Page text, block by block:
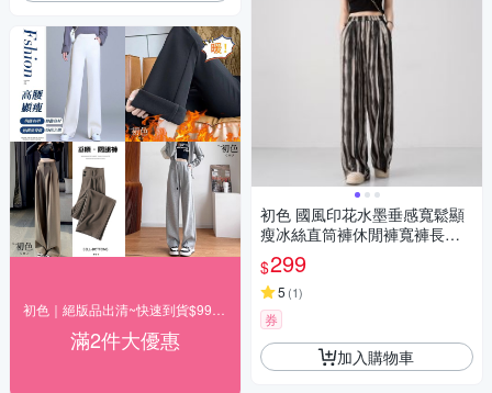
滿2件大優惠
初色 國風印花水墨垂感寬鬆顯
瘦冰絲直筒褲休閒褲寬褲長褲-
共2色-37478(M/L可選)
$299
5 (1)
券
加入購物車